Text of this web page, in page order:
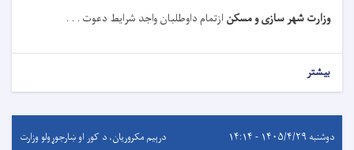
وزارت شهر سازی و مسکن ازتمام داوطلبان واجد شرایط دعوت . . .
بیشتر
دوشنبه ۱۴۰۵/۴/۲۹ - ۱۴:۱۴ درېيم مکروریان، د کور او ښارجوړولو وزارت